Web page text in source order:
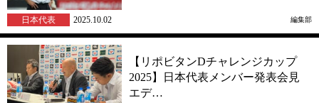
日本代表 2025.10.02 編集部
【リポビタンDチャレンジカップ
2025】日本代表メンバー発表会見
エデ…